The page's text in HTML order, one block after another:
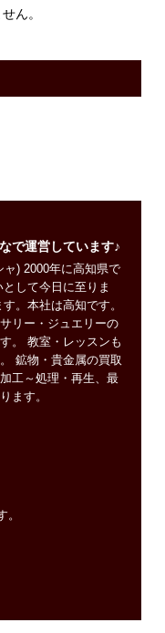
ん。
で運営しています♪
) 2000年に高知県で
して今日に至りま
。本社は高知です。
リー・ジュエリーの
。 教室・レッスンも
鉱物・貴金属の買取
工～処理・再生、最
ます。
。